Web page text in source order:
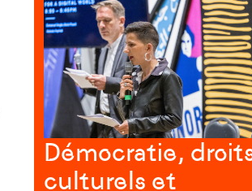
Démocratie,
culturels et